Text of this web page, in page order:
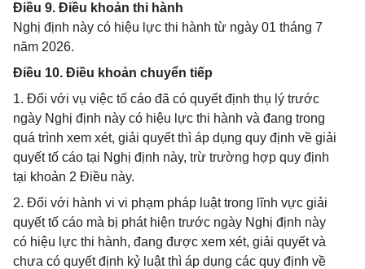
Điều 9. Điều khoản thi hành
Nghị định này có hiệu lực thi hành từ ngày 01 tháng 7
năm 2026.
Điều 10. Điều khoản chuyển tiếp
1. Đối với vụ việc tố cáo đã có quyết định thụ lý trước
ngày Nghị định này có hiệu lực thi hành và đang trong
quá trình xem xét, giải quyết thì áp dụng quy định về giải
quyết tố cáo tại Nghị định này, trừ trường hợp quy định
tại khoản 2 Điều này.
2. Đối với hành vi vi phạm pháp luật trong lĩnh vực giải
quyết tố cáo mà bị phát hiện trước ngày Nghị định này
có hiệu lực thi hành, đang được xem xét, giải quyết và
chưa có quyết định kỷ luật thì áp dụng các quy định về